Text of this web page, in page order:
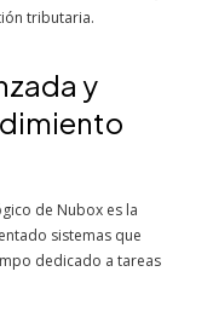
tributaria.
y
de Nubox es la
sistemas que
dedicado a tareas